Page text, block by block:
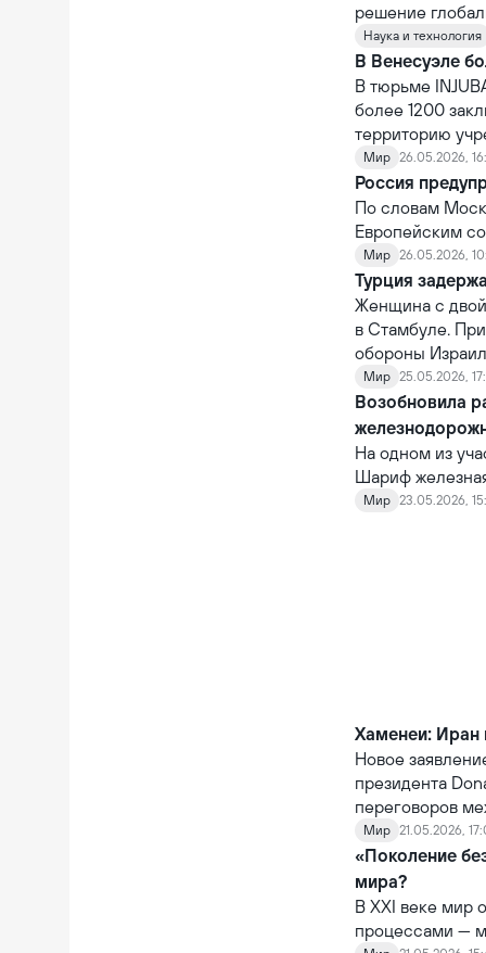
решение
Наука и технология
В Венесуэле
В тюрьме
более 1200
территорию
Мир 26.05.2026,
Россия
По словам
Европейским
Мир 26.05.2026,
Турция
Женщина с
в Стамбуле.
обороны
Мир 25.05.2026,
Возобновила
На одном из
Шариф
Общая
рамках его
грузовой
возобновления
Мир 23.05.2026,
Хаменеи: Иран
Новое
президента
переговоров
вокруг Ирана.
Мир 21.05.2026,
«Поколение
мира?
В XXI веке мир
процессами —